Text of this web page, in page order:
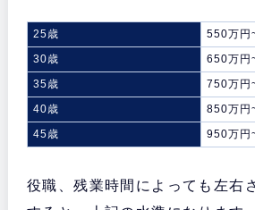
25歳
550万円
30歳
650万円
35歳
750万円
40歳
850万円
45歳
950万円
役職、残業時間によっても左右